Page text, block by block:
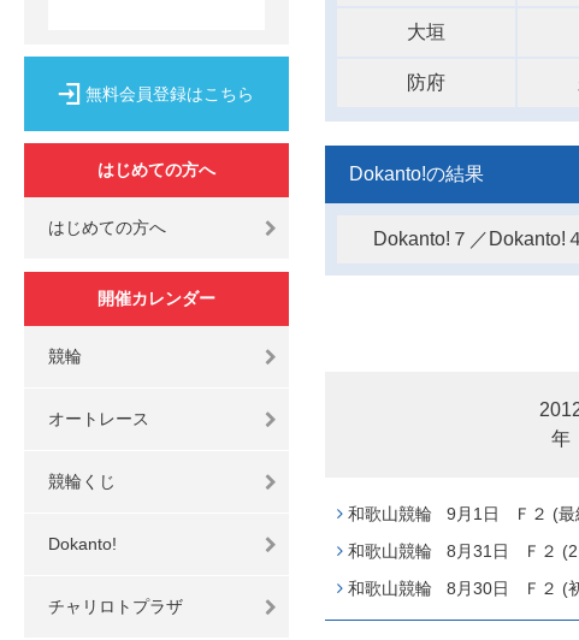
無料会員登録はこちら
はじめての方へ
はじめての方へ
開催カレンダー
競輪
オートレース
競輪くじ
Dokanto!
チャリロトプラザ
大垣
防府
Dokanto!の結果
Dokanto!７／Dokanto!
年
和歌山競輪 9月1日 Ｆ２ (最
和歌山競輪 8月31日 Ｆ２ (2
和歌山競輪 8月30日 Ｆ２ (